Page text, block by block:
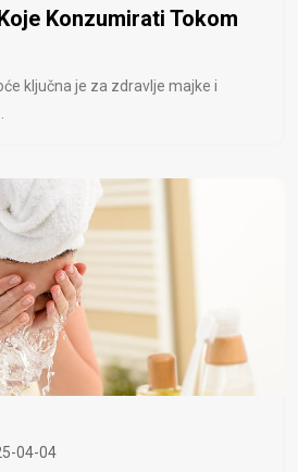
Konzumirati Tokom
ključna je za zdravlje majke i
04-04